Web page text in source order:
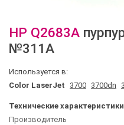
HP Q2683A
№311A
Используется в:
Color LaserJet
3700 3700dn
Технические
Производитель